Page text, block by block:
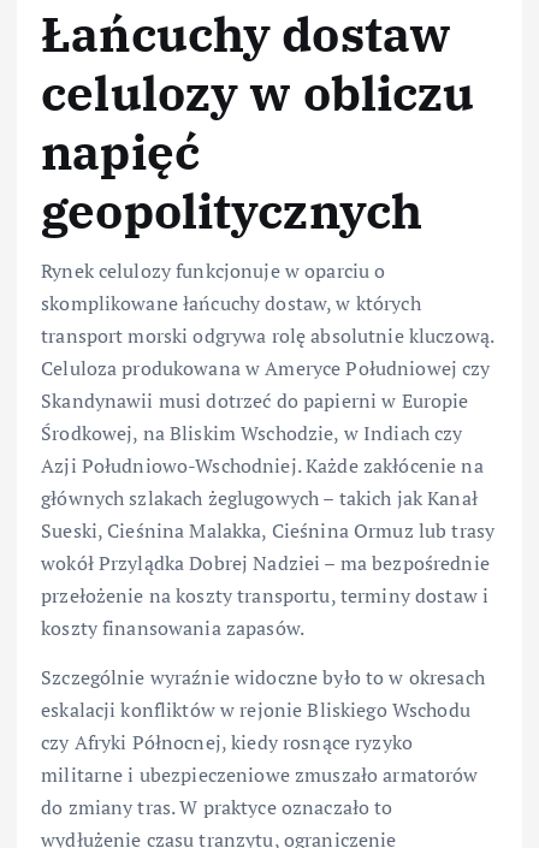
Łańcuchy dostaw
celulozy w obliczu
napięć
geopolitycznych
Rynek celulozy funkcjonuje w oparciu o
skomplikowane łańcuchy dostaw, w których
transport morski odgrywa rolę absolutnie kluczową.
Celuloza produkowana w Ameryce Południowej czy
Skandynawii musi dotrzeć do papierni w Europie
Środkowej, na Bliskim Wschodzie, w Indiach czy
Azji Południowo-Wschodniej. Każde zakłócenie na
głównych szlakach żeglugowych – takich jak Kanał
Sueski, Cieśnina Malakka, Cieśnina Ormuz lub trasy
wokół Przylądka Dobrej Nadziei – ma bezpośrednie
przełożenie na koszty transportu, terminy dostaw i
koszty finansowania zapasów.
Szczególnie wyraźnie widoczne było to w okresach
eskalacji konfliktów w rejonie Bliskiego Wschodu
czy Afryki Północnej, kiedy rosnące ryzyko
militarne i ubezpieczeniowe zmuszało armatorów
do zmiany tras. W praktyce oznaczało to
wydłużenie czasu tranzytu, ograniczenie